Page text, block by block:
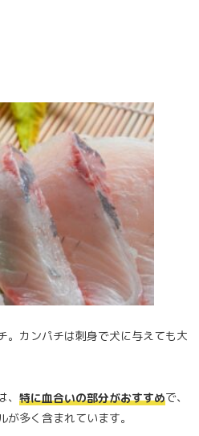
。カンパチは刺身で犬に与えても大
特に血合いの部分がおすすめで、
多く含まれています。